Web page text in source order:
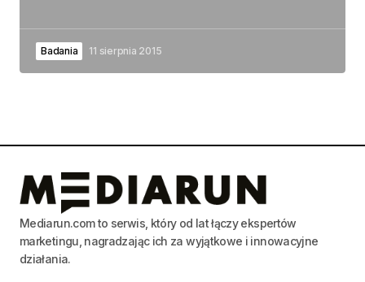
Badania 11 sierpnia 2015
Mediarun.com to serwis, który od lat łączy ekspertów
marketingu, nagradzając ich za wyjątkowe i innowacyjne
działania.